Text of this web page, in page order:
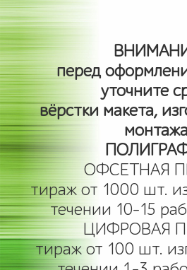
перед
уточните
вёрстки макета,
ОФСЕТНАЯ
тираж от 1000 шт.
течении 10-15
ЦИФРОВАЯ
тираж от 100 шт.